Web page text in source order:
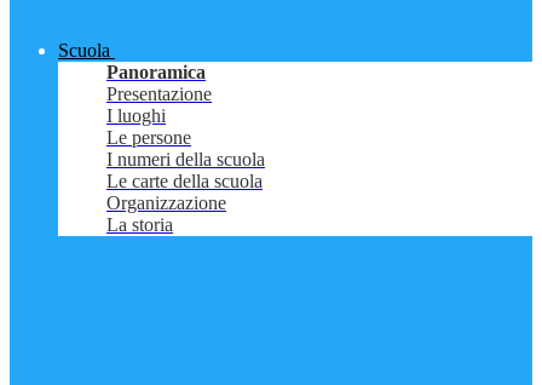
Scuola
Panoramica
Presentazione
I luoghi
Le persone
I numeri della scuola
Le carte della scuola
Organizzazione
La storia